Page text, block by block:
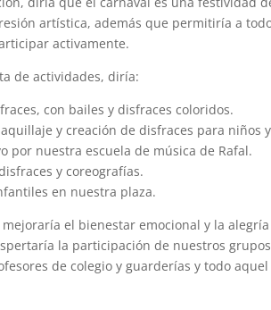
artística, además que permitiría a
activamente.
de actividades, diría:
con bailes y disfraces coloridos.
y creación de disfraces para niños
por nuestra escuela de música de Rafal.
y coreografías.
en nuestra plaza.
el bienestar emocional y la
la participación de nuestros
de colegio y guarderías y todo